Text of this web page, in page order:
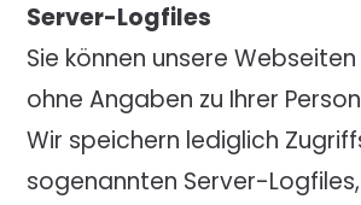
Server-Logfiles
Sie können unsere
ohne Angaben zu Ihrer
Wir speichern lediglich
sogenannten Server-Logfiles,